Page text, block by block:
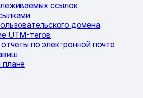
ссылок
домена
UTM-тегов
по электронной почте